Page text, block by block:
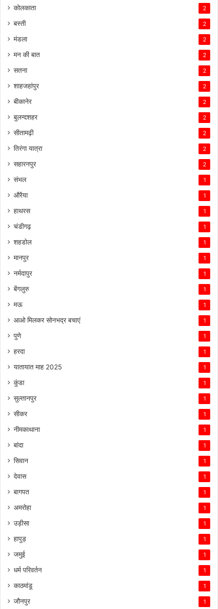
कोलकाता 2
बस्ती 2
मंडला 2
मन की बात 2
सतना 2
शाहजहांपुर 2
बीकानेर 2
बुलन्दशहर 2
सीतामढ़ी 2
तिरंगा यात्रा 2
सहारनपुर 2
संभल 1
औरैया 1
हाथरस 1
चंडीगढ़ 1
शहडोल 1
मानपुर 1
नर्मदापुर 1
बेंगलुरु 1
मऊ 1
आओ मिलकर सोनभद्र बचाएं 1
पुणे 1
हरदा 1
यातायात माह 2025 1
कुंडा 1
सुल्तानपुर 1
सीकर 1
नीमकाथाना 1
बांदा 1
सिवान 1
देवास 1
बागपत 1
अमरोहा 1
उड़ीसा 1
हापुड़ 1
जमुई 1
धर्म परिवर्तन 1
काठमांडू 1
जौनपुर 1